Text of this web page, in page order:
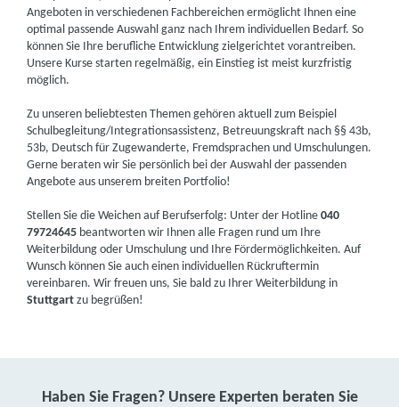
Angeboten in verschiedenen Fachbereichen ermöglicht Ihnen eine
optimal passende Auswahl ganz nach Ihrem individuellen Bedarf. So
können Sie Ihre berufliche Entwicklung zielgerichtet vorantreiben.
Unsere Kurse starten regelmäßig, ein Einstieg ist meist kurzfristig
möglich.
Zu unseren beliebtesten Themen gehören aktuell zum Beispiel
Schulbegleitung/Integrationsassistenz, Betreuungskraft nach §§ 43b,
53b, Deutsch für Zugewanderte, Fremdsprachen und Umschulungen.
Gerne beraten wir Sie persönlich bei der Auswahl der passenden
Angebote aus unserem breiten Portfolio!
Stellen Sie die Weichen auf Berufserfolg: Unter der Hotline040
79724645 beantworten wir Ihnen alle Fragen rund um Ihre
Weiterbildung oder Umschulung und Ihre Fördermöglichkeiten. Auf
Wunsch können Sie auch einen individuellen Rückruftermin
vereinbaren. Wir freuen uns, Sie bald zu Ihrer Weiterbildung in
Stuttgart zu begrüßen!
Haben Sie Fragen? Unsere Experten beraten Sie